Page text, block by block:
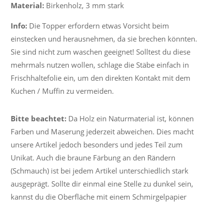
Material: Birkenholz, 3 mm stark
Info: Die Topper erfordern etwas Vorsicht beim
einstecken und herausnehmen, da sie brechen könnten.
Sie sind nicht zum waschen geeignet! Solltest du diese
mehrmals nutzen wollen, schlage die Stäbe einfach in
Frischhaltefolie ein, um den direkten Kontakt mit dem
Kuchen / Muffin zu vermeiden.
Bitte beachtet: Da Holz ein Naturmaterial ist, können
Farben und Maserung jederzeit abweichen. Dies macht
unsere Artikel jedoch besonders und jedes Teil zum
Unikat. Auch die braune Färbung an den Rändern
(Schmauch) ist bei jedem Artikel unterschiedlich stark
ausgeprägt. Sollte dir einmal eine Stelle zu dunkel sein,
kannst du die Oberfläche mit einem Schmirgelpapier